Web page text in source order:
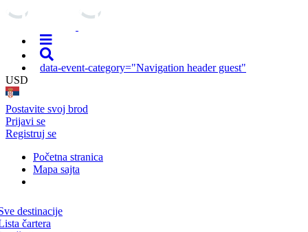
data-event-category="Navigation header guest"
USD
Postavite svoj brod
Prijavi se
Registruj se
Početna stranica
Mapa sajta
destinacije
čartera